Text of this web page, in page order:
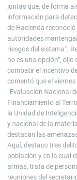
juntas que, de forma
información para
de Hacienda reconoció
autoridades
riesgos del sistema”.
no es una opción”,
combatir el incentivo
comentó que el
“Evaluación Nacional
Financiamiento al
la Unidad de
y nacional de la
destacan las
Aquí, destaco tres
población y en la cual
armas, trata de
reuniones del